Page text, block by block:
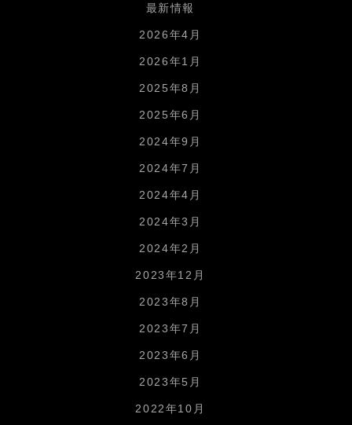
最新情報
2026年4月
2026年1月
2025年8月
2025年6月
2024年9月
2024年7月
2024年4月
2024年3月
2024年2月
2023年12月
2023年8月
2023年7月
2023年6月
2023年5月
2022年10月